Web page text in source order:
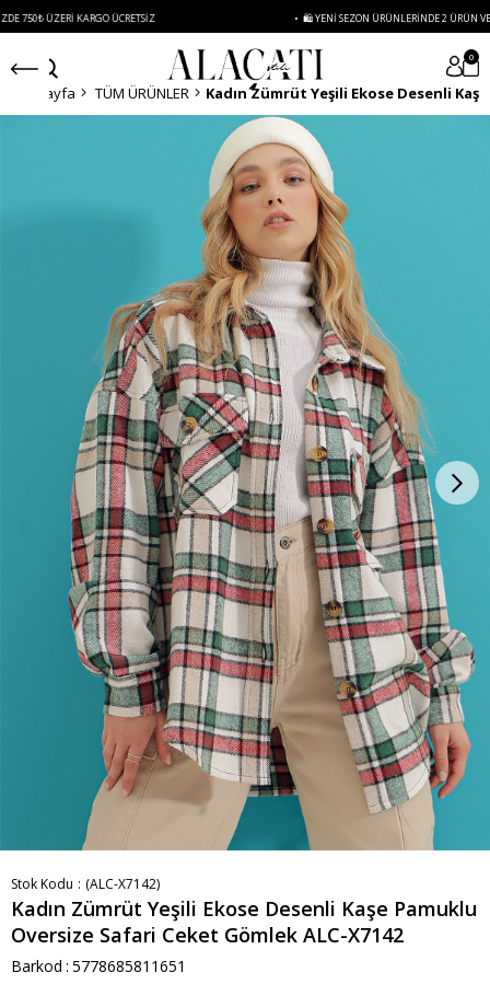
ÜZERI KARGO ÜCRETSIZ • 🛍️ YENI SEZON ÜRÜNLERINDE 2 ÜRÜN VE ÜZERI
0
Anasayfa TÜM ÜRÜNLER
Stok Kodu (ALC-X7142)
Kadın Zümrüt Yeşili Ekose Desenli Kaşe Pamuklu
Oversize Safari Ceket Gömlek ALC-X7142
Barkod : 5778685811651